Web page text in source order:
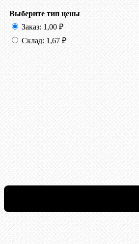
Выберите тип цены
Заказ: 1,00 ₽
Склад: 1,67 ₽